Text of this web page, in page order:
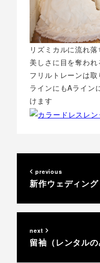
リズミカルに流れ
美しさに目を奪われ
フリルトレーンは
ラインにもAライン
けます
previous
新作ウェディン
next
留袖（レンタル